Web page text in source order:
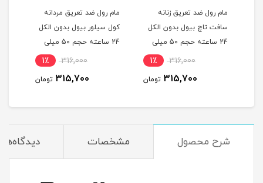
مام رول ضد تعریق زنانه
سافت تاچ بیول بدون الکل
24 ساعته حجم 50 میلی
316,000 1٪
315,700 تومان
مام رول ضد تعریق مردانه
کول سیلور بیول بدون الکل
24 ساعته حجم 50 میلی
316,000 1٪
315,700 تومان
شرح محصول مشخصات دیدگاه‌ها